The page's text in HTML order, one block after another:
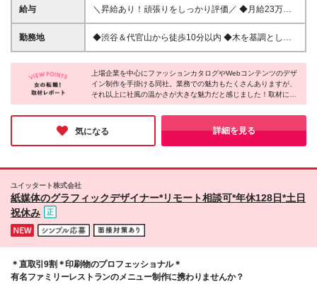
できる方 ◆学歴不問 ◆第二新卒・ブランク歓迎 ＼こ
想いを形にしたい方 ★早期から打合せや撮影現場で
クリエイティブの場数を踏みたい方 ★相手視点に立
ノのスキルを磨き、将来の独立も目指したい方
給与
＼昇給あり！頑張りをしっかり評価／ ◆月給23万円
～35万円＋交通費全額支給 ※能力や経験に応じて、
決定します。 ※上記金額には、固定残業代 月30時間
期間中の給与は、月給18万円～32万円となります。
その他待遇の差異はありません。
勤務地
◆渋谷＆代官山から徒歩10分以内 ◆木を基調とした
落ち着いたオフィス 【東京オフィス】 東京都渋谷区
猿楽町2-3 AMAGIビル201～203 (変更の範囲)上記を
除く当社関連勤務地
上場企業を中心にファッションカタログやWebコンテンツのデザ
イン制作を手掛ける同社。業務での魅力もたくさんありますが、
それ以上に社風の温かさが大きな魅力だと感じました！取材に伺
った際、代表と社員の方がフランクにお話しされており、ギスギ
ス・せかせかといった雰囲気は一切なし。皆さんが自分のペース
で業務を進めている様子がよく分かりました。気になる方はぜ
ひ、その“ゆるい”雰囲気を感じてみてください◎
気になる 詳細を見る
ユイッタート株式会社
紙媒体のグラフィックデザイナー*リモート相談可*年休128日*土日
祝休み
＊直取引9割＊印刷物のプロフェッショナル＊
有名ファミリーレストランのメニュー制作に携わりませんか？